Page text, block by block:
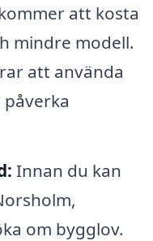
att kosta
mindre modell.
att använda
Innan du kan
om bygglov.